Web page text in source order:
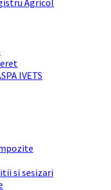
Agricol
IVETS
si sesizari